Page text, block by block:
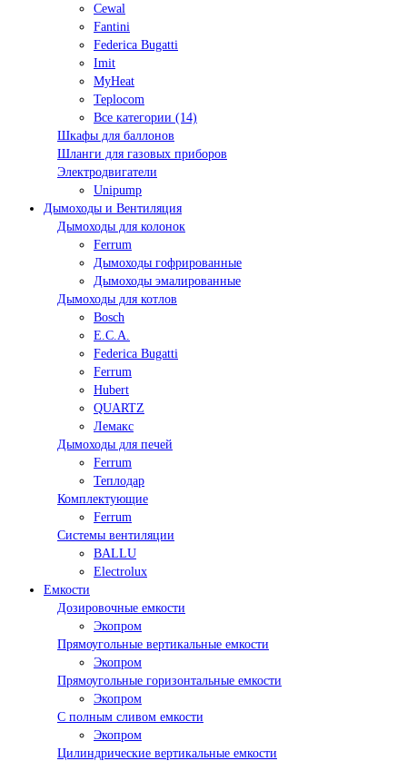
Cewal
Fantini
Federica Bugatti
Imit
MyHeat
Teplocom
Все категории (14)
Шкафы для баллонов
Шланги для газовых приборов
Электродвигатели
Unipump
Дымоходы и Вентиляция
Дымоходы для колонок
Ferrum
Дымоходы гофрированные
Дымоходы эмалированные
Дымоходы для котлов
Bosch
E.C.A.
Federica Bugatti
Ferrum
Hubert
QUARTZ
Лемакс
Дымоходы для печей
Ferrum
Теплодар
Комплектующие
Ferrum
Системы вентиляции
BALLU
Electrolux
Емкости
Дозировочные емкости
Экопром
Прямоугольные вертикальные емкости
Экопром
Прямоугольные горизонтальные емкости
Экопром
С полным сливом емкости
Экопром
Цилиндрические вертикальные емкости